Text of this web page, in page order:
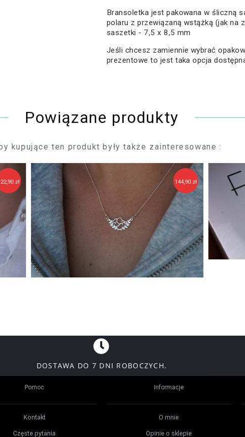
Bransoletka jest pakowana w śliczną
polaru z przewiązaną wstążką (jak na
saszetki - 7,5 x 8,5 mm
Jeśli chcesz zamiennie wybrać
prezentowe to jest taka opcja
Powiązane produkty
kupujące ten produkt były także zainteresowane :
144,90 zł
DOSTAWA DO 7 DNI ROBOCZYCH.
Pomoc
Kontakt
Częste pytania
Informacje
O mnie
Opinie o sklepie